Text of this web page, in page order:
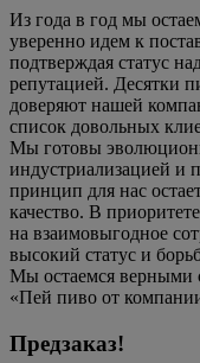
Из года в год мы
уверенно идем к
подтверждая статус
репутацией. Десятки
доверяют нашей
список довольных
Мы готовы
индустриализацией и
принцип для нас
качество. В
на взаимовыгодное
высокий статус и
Мы остаемся верными
«Пей пиво от
Предзаказ!